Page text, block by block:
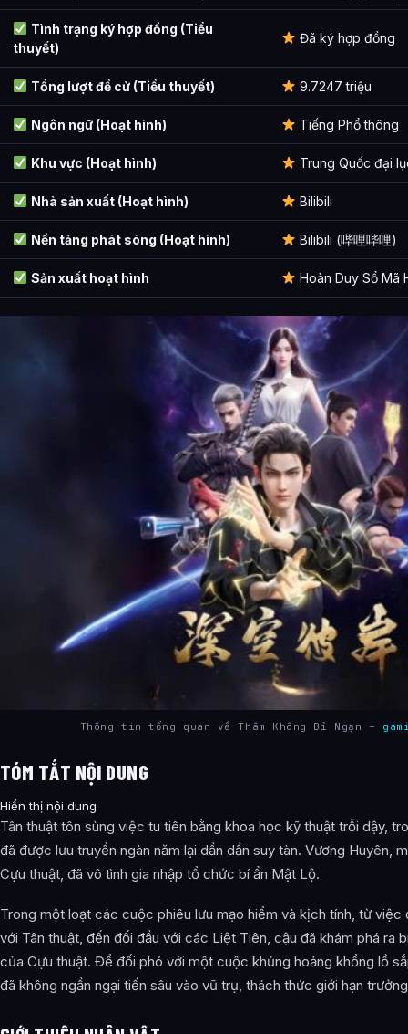
Cảnh giới tu luyện của Thâm Không Bỉ Ngạn như thế nào?
Thâm Không Bỉ Ngạn xuất hiện trong tác phẩm nào?
Các mối quan hệ quan trọng của Thâm Không Bỉ Ngạn là gì?
Tình trạng ký hợp đồng (Tiểu
thuyết)
Đã ký hợp đồng
Tổng lượt đề cử (Tiểu thuyết) 9.7247 triệu
Ngôn ngữ (Hoạt hình) Tiếng Phổ thông
Khu vực (Hoạt hình) Trung Quốc đại
Nhà sản xuất (Hoạt hình) Bilibili
Nền tảng phát sóng (Hoạt hình) Bilibili (哔哩哔哩)
Sản xuất hoạt hình Hoàn Duy Sổ Mã
Thông tin tổng quan về Thâm Không Bỉ Ngạn –
TÓM TẮT NỘI DUNG
Hiển thị nội dung
Tân thuật tôn sùng việc tu tiên bằng khoa học kỹ thuật trỗi dậy,
đã được lưu truyền ngàn năm lại dần dần suy tàn. Vương Huyên,
Cựu thuật, đã vô tình gia nhập tổ chức bí ẩn Mật Lộ.
Trong một loạt các cuộc phiêu lưu mạo hiểm và kịch tính, từ việc
với Tân thuật, đến đối đầu với các Liệt Tiên, cậu đã khám phá ra
của Cựu thuật. Để đối phó với một cuộc khủng hoảng khổng lồ
đã không ngần ngại tiến sâu vào vũ trụ, thách thức giới hạn